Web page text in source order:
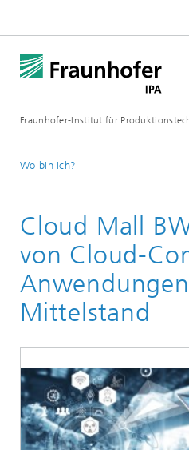
Fraunhofer-Institut für
Wo bin ich?
Referenzprojekte
Cloud Mall
von Cloud-
Mittelstand